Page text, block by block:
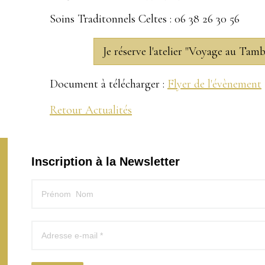
Soins Traditonnels Celtes : 06 38 26 30 56
Je réserve l'atelier "Voyage au
Document à télécharger : Flyer de l'évènement
Retour Actualités
Inscription à la Newsletter